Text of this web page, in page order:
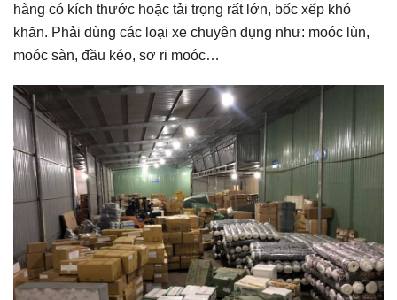
hàng có kích thước hoặc tải trọng rất lớn, bốc xếp khó
khăn. Phải dùng các loại xe chuyên dụng như: moóc lùn,
moóc sàn, đầu kéo, sơ ri moóc…